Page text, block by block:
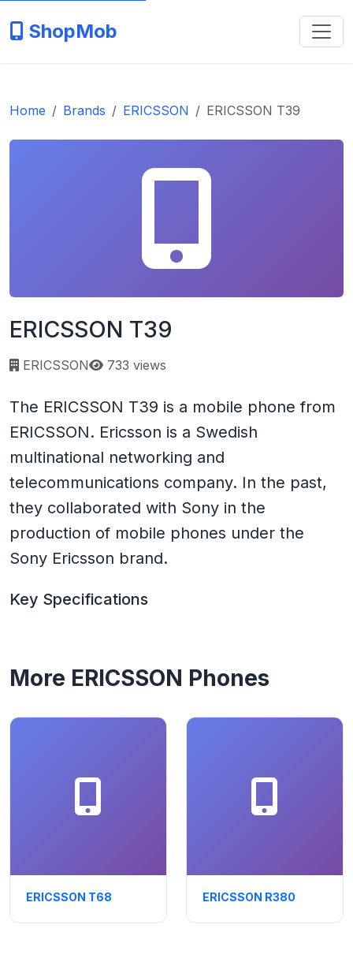
ShopMob
Home Brands ERICSSON ERICSSON T39
ERICSSON T39
ERICSSON Page views:
733 views
The ERICSSON T39 is a mobile phone from
ERICSSON. Ericsson is a Swedish
multinational networking and
telecommunications company. In the past,
they collaborated with Sony in the
production of mobile phones under the
Sony Ericsson brand.
Key Specifications
More ERICSSON Phones
ERICSSON T68 ERICSSON R380